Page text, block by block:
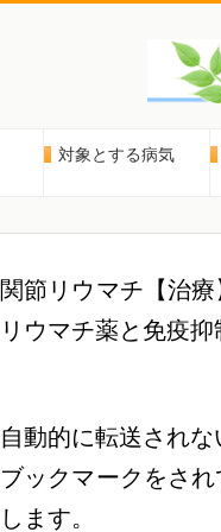
対象とする病気
関節リウマチ【治療
リウマチ薬と免疫抑
自動的に転送されな
ブックマークをさ
します。